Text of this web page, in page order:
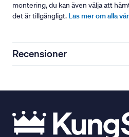
montering, du kan även välja att
det är tillgängligt. Läs mer om alla
Recensioner